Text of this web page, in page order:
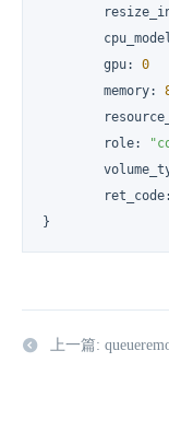
	gpu
:
0
	memory
:
	role
:
	ret_code
:
}
上一篇: